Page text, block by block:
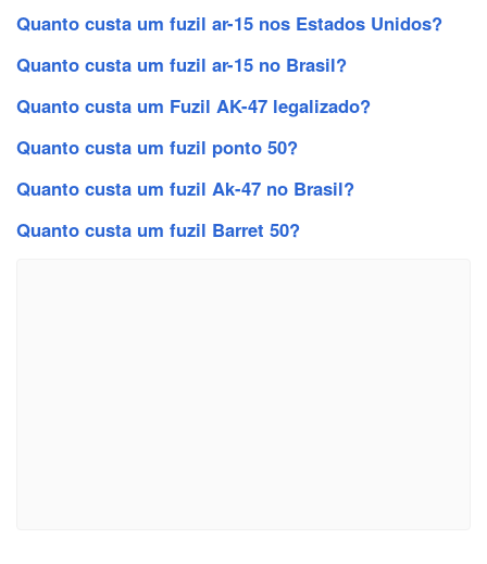
Quanto custa um fuzil ar-15 nos Estados Unidos?
Quanto custa um fuzil ar-15 no Brasil?
Quanto custa um Fuzil AK-47 legalizado?
Quanto custa um fuzil ponto 50?
Quanto custa um fuzil Ak-47 no Brasil?
Quanto custa um fuzil Barret 50?